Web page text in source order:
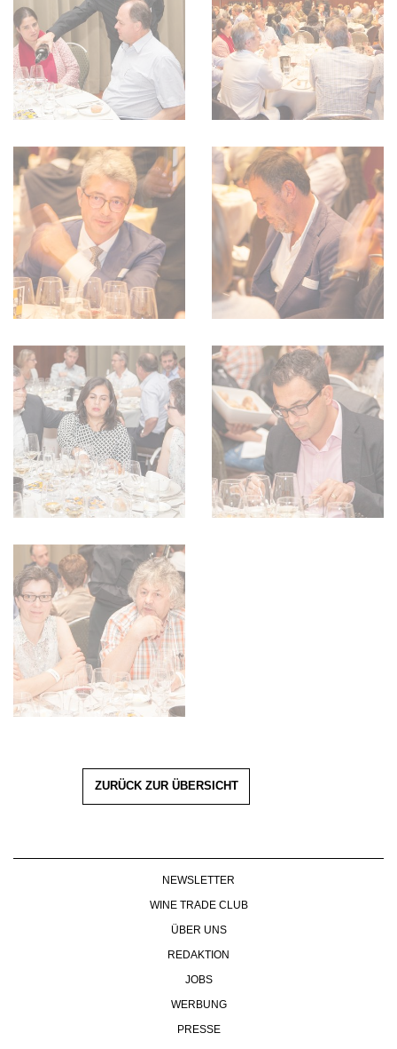
ZURÜCK ZUR ÜBERSICHT
NEWSLETTER
WINE TRADE CLUB
ÜBER UNS
REDAKTION
JOBS
WERBUNG
PRESSE